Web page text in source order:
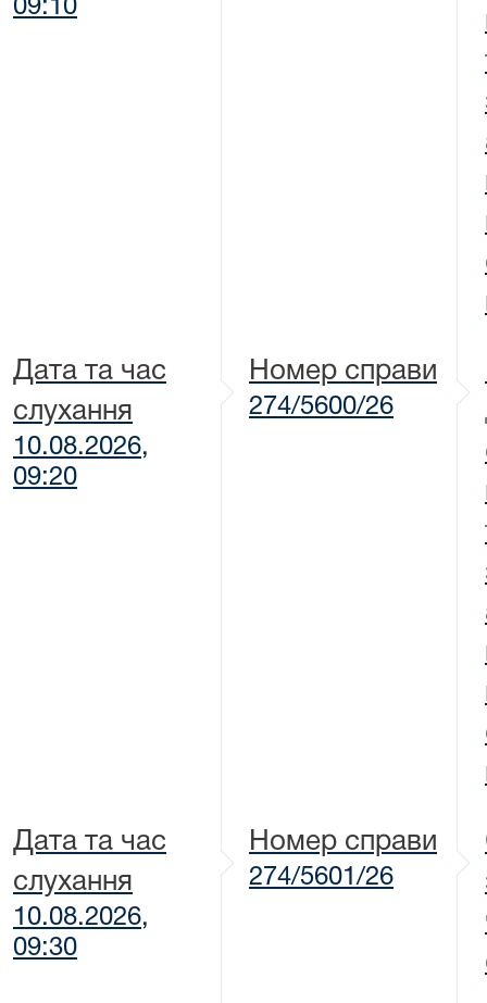
09:10
Дата та час
слухання
10.08.2026,
09:20
Номер справи
274/5600/26
Дата та час
слухання
10.08.2026,
09:30
Номер справи
274/5601/26